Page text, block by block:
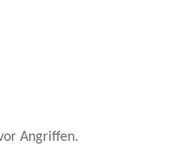
Angriffen.